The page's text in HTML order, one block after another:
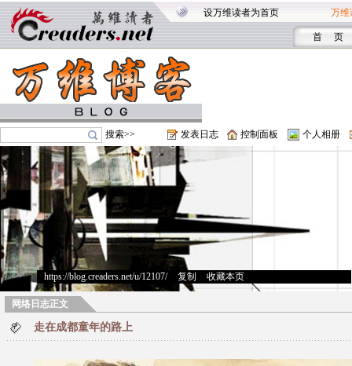
设万维读者为首页 万维
首 页
搜索>> 发表日志 控制面板 个人相册
https://blog.creaders.net/u/12107/> 复制 收藏本页
网络日志正文
走在成都童年的路上